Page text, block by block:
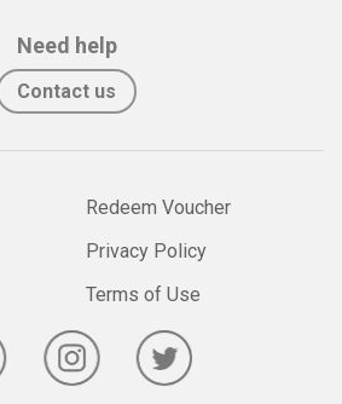
Need help
Contact us
Redeem Voucher
Privacy Policy
Terms of Use